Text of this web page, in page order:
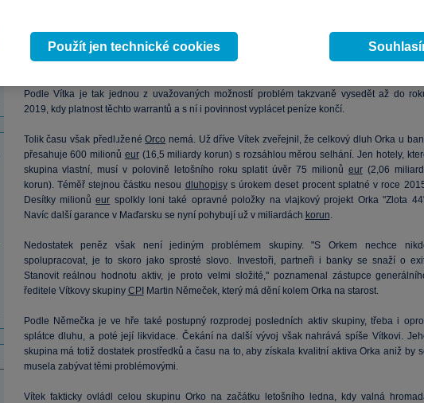
Vítkovi právníci a ekonomové nyní hledají možnosti, jak se těmto závazkům vyhnout.
se stávajícím managementem přitom příliš možná není, zakladatel skupiny Ott totiž drží
Podle Vítka je tak jednou z uvažovaných možností problém takzvaně vysedět až do
2019, kdy platnost těchto warrantů a s ní i povinnost vyplácet peníze končí.
Tolik času však předluženéOrco nemá. Už dříve Vítek zveřejnil, že celkový dluh Orka u
přesahuje 600 milionů eur(16,5 miliardy korun) s rozsáhlou měrou selhání. Jen hotely,
skupina vlastní, musí v polovině letošního roku splatit úvěr 75 milionů eur(2,06
korun). Téměř stejnou částku nesou dluhopisys úrokem deset procent splatné v roce
Desítky milionůeur spolkly loni také opravné položky na vlajkový projekt Orka "Zlota
Navíc další garance v Maďarsku se nyní pohybují už v miliardách korun.
Nedostatek peněz však není jediným problémem skupiny. "S Orkem nechce
spolupracovat, je to skoro jako sprosté slovo. Investoři, partneři i banky se snaží o
Stanovit reálnou hodnotu aktiv, je proto velmi složité," poznamenal zástupce
ředitele Vítkovy skupiny CPI Martin Němeček, který má dění kolem Orka na starost.
Podle Němečka je ve hře také postupný rozprodej posledních aktiv skupiny, třeba i
splátce dluhu, a poté její likvidace. Čekání na další vývoj však nahrává spíše Vítkovi.
skupina má totiž dostatek prostředků a času na to, aby získala kvalitní aktiva Orka aniž by
musela zabývat těmi problémovými.
Vítek fakticky ovládl celou skupinu Orko na začátku letošního ledna, kdy valná
Použít jen technické cookies